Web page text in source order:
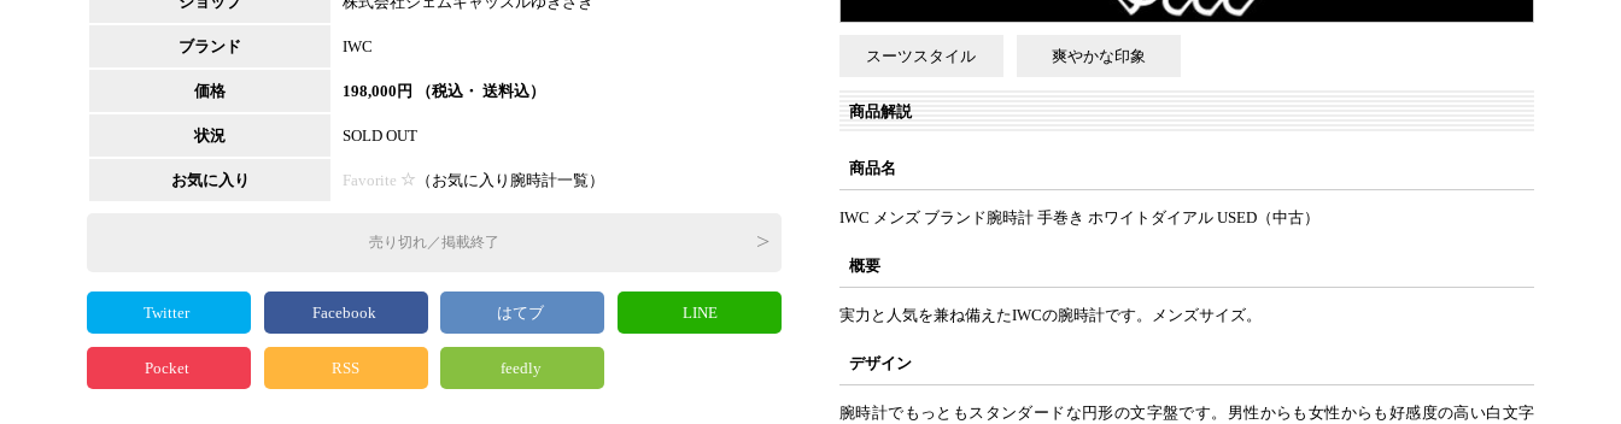
スーツスタイル 爽やかな印象
商品解説
商品名
IWC メンズ ブランド腕時計 手巻き ホワイトダイアル USED（中古）
概要
実力と人気を兼ね備えたIWCの腕時計です。メンズサイズ。
デザイン
腕時計でもっともスタンダードな円形の文字盤です。男性からも女性からも好感度の高い白文字
ブランド IWC
価格 198,000 円 （税込・ 送料込）
状況 SOLD OUT
お気に入り Favorite （ お気に入り腕時計一覧 ）
売り切れ／掲載終了
Twitter Facebook はてブ LINE
Pocket RSS feedly